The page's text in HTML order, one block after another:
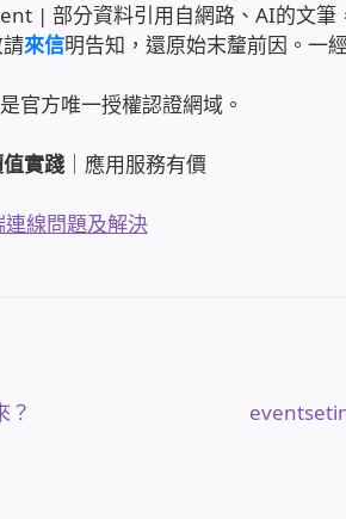
| 部分資料引用自網路、AI的文筆
來信明告知，還原始末釐前因。一
官方唯一授權認證網域。
實踐｜應用服務有價
線問題及解決
？
下